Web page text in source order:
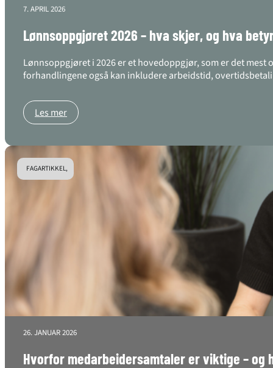
7. APRIL 2026
Lønnsoppgjøret 2026 – hva skjer, og hva
Lønnsoppgjøret i 2026 er et hovedoppgjør, som er det
forhandlingene også kan inkludere arbeidstid,
Les mer
FAGARTIKKEL,
26. JANUAR 2026
Hvorfor medarbeidersamtaler er viktige – og